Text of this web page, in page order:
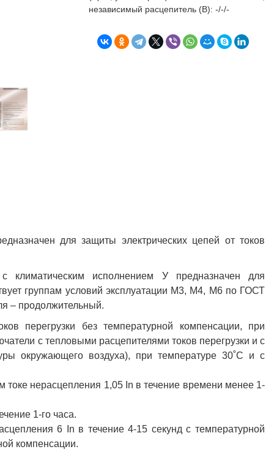
в срок. А
независимый расцепитель (В): -/-/-
для защиты электрических цепей от токов
климатическим исполнением У предназначен для
группам условий эксплуатации М3, М4, М6 по ГОСТ
– продолжительный.
перегрузки без температурной компенсации, при
с тепловыми расцепителями токов перегрузки и с
окружающего воздуха), при температуре 30˚С и с
токе нерасцепления 1,05 In в течение времени менее 1-
1-го часа.
6 In в течение 4-15 секунд с температурной
компенсации.